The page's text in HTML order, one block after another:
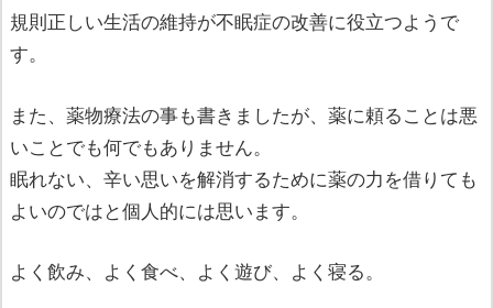
規則正しい生活の維持が不眠症の改善に役立つようで
す。
また、薬物療法の事も書きましたが、薬に頼ることは悪
いことでも何でもありません。
眠れない、辛い思いを解消するために薬の力を借りても
よいのではと個人的には思います。
よく飲み、よく食べ、よく遊び、よく寝る。